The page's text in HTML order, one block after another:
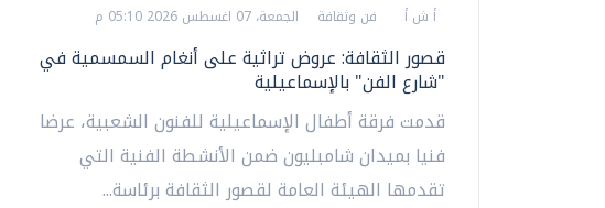
أ ش أ فن وثقافة الجمعة، 07 اغسطس 2026 05:10 م
قصور الثقافة: عروض تراثية على أنغام السمسمية في
"شارع الفن" بالإسماعيلية
قدمت فرقة أطفال الإسماعيلية للفنون الشعبية، عرضا
فنيا بميدان شامبليون ضمن الأنشطة الفنية التي
تقدمها الهيئة العامة لقصور الثقافة برئاسة...